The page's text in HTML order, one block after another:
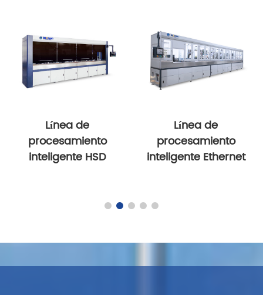
Línea de
procesamiento
inteligente HSD
Línea de
procesamiento
inteligente Ethernet